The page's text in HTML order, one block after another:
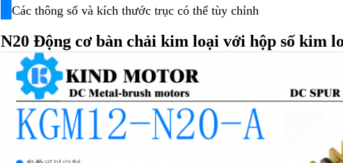
Các thông số và kích thước trục có thể tùy chỉnh
N20 Động cơ bàn chải kim loại với hộp số kim